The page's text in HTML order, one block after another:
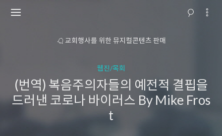
교회행사를 위한 뮤지컬콘텐츠 판매
웹진/목회
(번역) 복음주의자들의 예전적 결핍을
드러낸 코로나 바이러스 By Mike Fros
t